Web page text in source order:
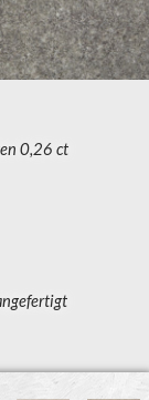
0,26 ct